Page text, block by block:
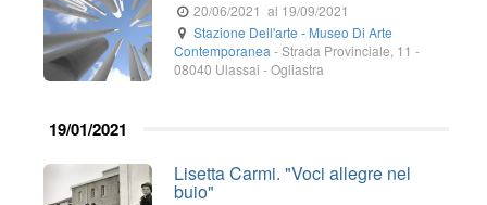
20/06/2021 al 19/09/2021
Stazione Dell'arte - Museo Di Arte
Contemporanea -Strada Provinciale, 11 -
08040 Ulassai - Ogliastra
19/01/2021
Lisetta Carmi. "Voci allegre nel
buio"